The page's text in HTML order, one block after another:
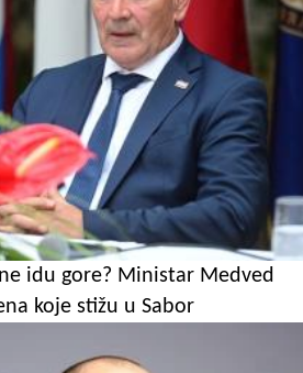
idu gore? Ministar Medved
koje stižu u Sabor